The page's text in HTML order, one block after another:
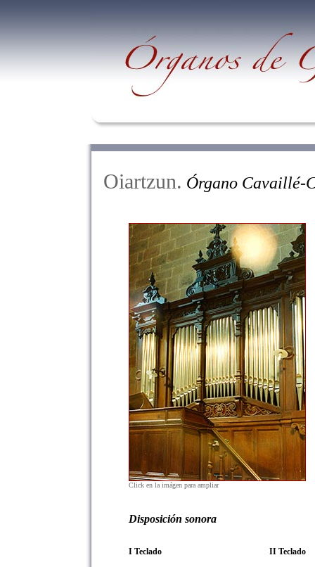
Oiartzun. Órgano Cavaillé-
Click en la imágen para ampliar
Disposición sonora
I Teclado II Teclado